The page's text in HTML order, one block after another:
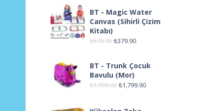
BT - Magic Water
Canvas (Sihirli Çizim
Kitabı)
₺579.90 ₺379.90
BT - Trunk Çocuk
Bavulu (Mor)
₺1,999.90 ₺1,799.90